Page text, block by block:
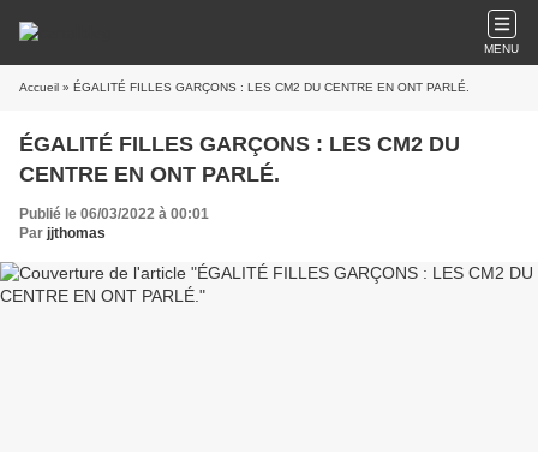
MENU
Accueil » ÉGALITÉ FILLES GARÇONS : LES CM2 DU CENTRE EN ONT PARLÉ.
ÉGALITÉ FILLES GARÇONS : LES CM2 DU
CENTRE EN ONT PARLÉ.
Publié le 06/03/2022 à 00:01
Par jjthomas